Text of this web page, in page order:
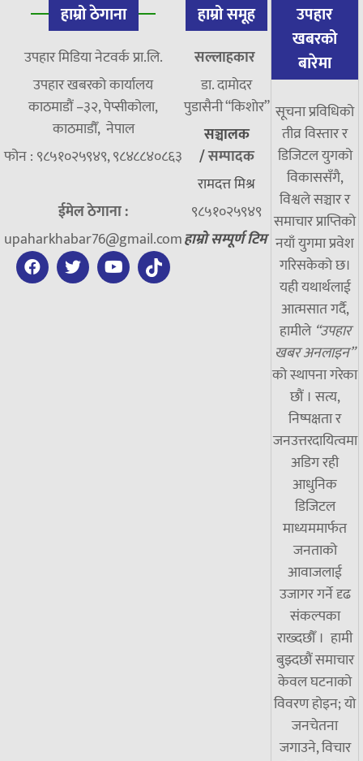
हाम्रो ठेगाना
उपहार मिडिया नेटवर्क प्रा.लि.
उपहार खबरको कार्यालय
काठमाडौं –३२, पेप्सीकोला,
काठमाडौँ, नेपाल
फोन : ९८५१०२५९४९, ९८४८८४०८६३
ईमेल ठेगाना :
upaharkhabar76@gmail.com
हाम्रो समूह
सल्लाहकार
डा. दामाेदर
पुडासैनी “किशाेर”
सञ्चालक
/सम्पादक
रामदत्त मिश्र
९८५१०२५९४९
हाम्रो सम्पूर्ण टिम
उपहार
खबरको
बारेमा
सूचना प्रविधिको
तीव्र विस्तार र
डिजिटल युगको
विकाससँगै,
विश्वले सञ्चार र
समाचार प्राप्तिको
नयाँ युगमा प्रवेश
गरिसकेको छ।
यही यथार्थलाई
आत्मसात गर्दै,
हामीले “उपहार
खबर अनलाइन”
को स्थापना गरेका
छौं । सत्य,
निष्पक्षता र
जनउत्तरदायित्वमा
अडिग रही
आधुनिक
डिजिटल
माध्यममार्फत
जनताको
आवाजलाई
उजागर गर्ने दृढ
संकल्पका
राख्दछौँ । हामी
बुझ्दछौं समाचार
केवल घटनाको
विवरण होइन; यो
जनचेतना
जगाउने, विचार